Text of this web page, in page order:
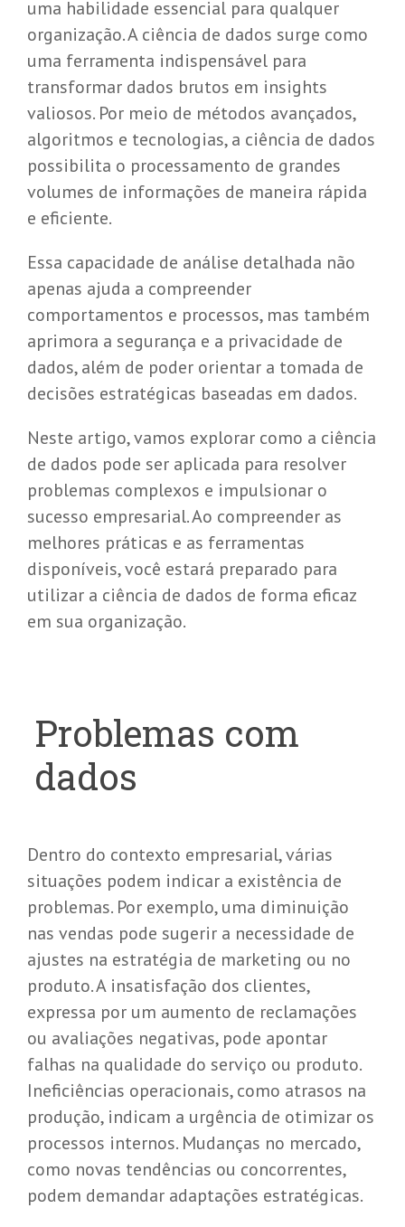
uma habilidade essencial para qualquer
organização. A ciência de dados surge como
uma ferramenta indispensável para
transformar dados brutos em insights
valiosos. Por meio de métodos avançados,
algoritmos e tecnologias, a ciência de dados
possibilita o processamento de grandes
volumes de informações de maneira rápida
e eficiente.
Essa capacidade de análise detalhada não
apenas ajuda a compreender
comportamentos e processos, mas também
aprimora a segurança e a privacidade de
dados, além de poder orientar a tomada de
decisões estratégicas baseadas em dados.
Neste artigo, vamos explorar como a ciência
de dados pode ser aplicada para resolver
problemas complexos e impulsionar o
sucesso empresarial. Ao compreender as
melhores práticas e as ferramentas
disponíveis, você estará preparado para
utilizar a ciência de dados de forma eficaz
em sua organização.
Problemas com
dados
Dentro do contexto empresarial, várias
situações podem indicar a existência de
problemas. Por exemplo, uma diminuição
nas vendas pode sugerir a necessidade de
ajustes na estratégia de marketing ou no
produto. A insatisfação dos clientes,
expressa por um aumento de reclamações
ou avaliações negativas, pode apontar
falhas na qualidade do serviço ou produto.
Ineficiências operacionais, como atrasos na
produção, indicam a urgência de otimizar os
processos internos. Mudanças no mercado,
como novas tendências ou concorrentes,
podem demandar adaptações estratégicas.